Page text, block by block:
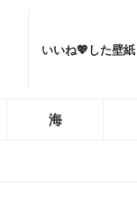
いいね💖した壁紙
海